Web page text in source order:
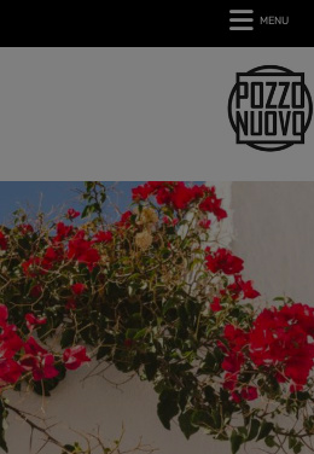
MENU